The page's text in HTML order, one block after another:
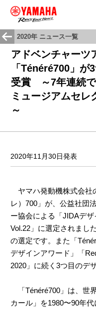
2020年 ニュース一覧
アドベンチャーツ
「Ténéré700」が
受賞 ～7年連続
ミュージアムセレ
～
2020年11月30日発表
ヤマハ発動機株式会社
レ）700」が、公益社団
ー協会による「JIDAデ
Vol.22」に選定されまし
の選定です。また「
デザインアワード」「
2020」に続く3つ目のデ
「Ténéré700」は、世
カール」を1980〜90年